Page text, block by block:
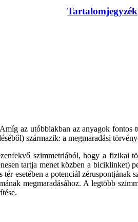
Tartalomjegyzék
az utóbbiakban az anyagok fontos
származik: a megmaradási
szimmetriából, hogy a fizikai
tartja menet közben a biciklinket)
tér esetében a potenciál zéruspontjának
megmaradásához. A legtöbb